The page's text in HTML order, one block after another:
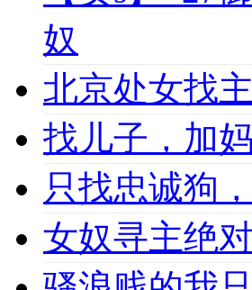
奴
北京处女找
找儿子，加
只找忠诚狗
女奴寻主绝